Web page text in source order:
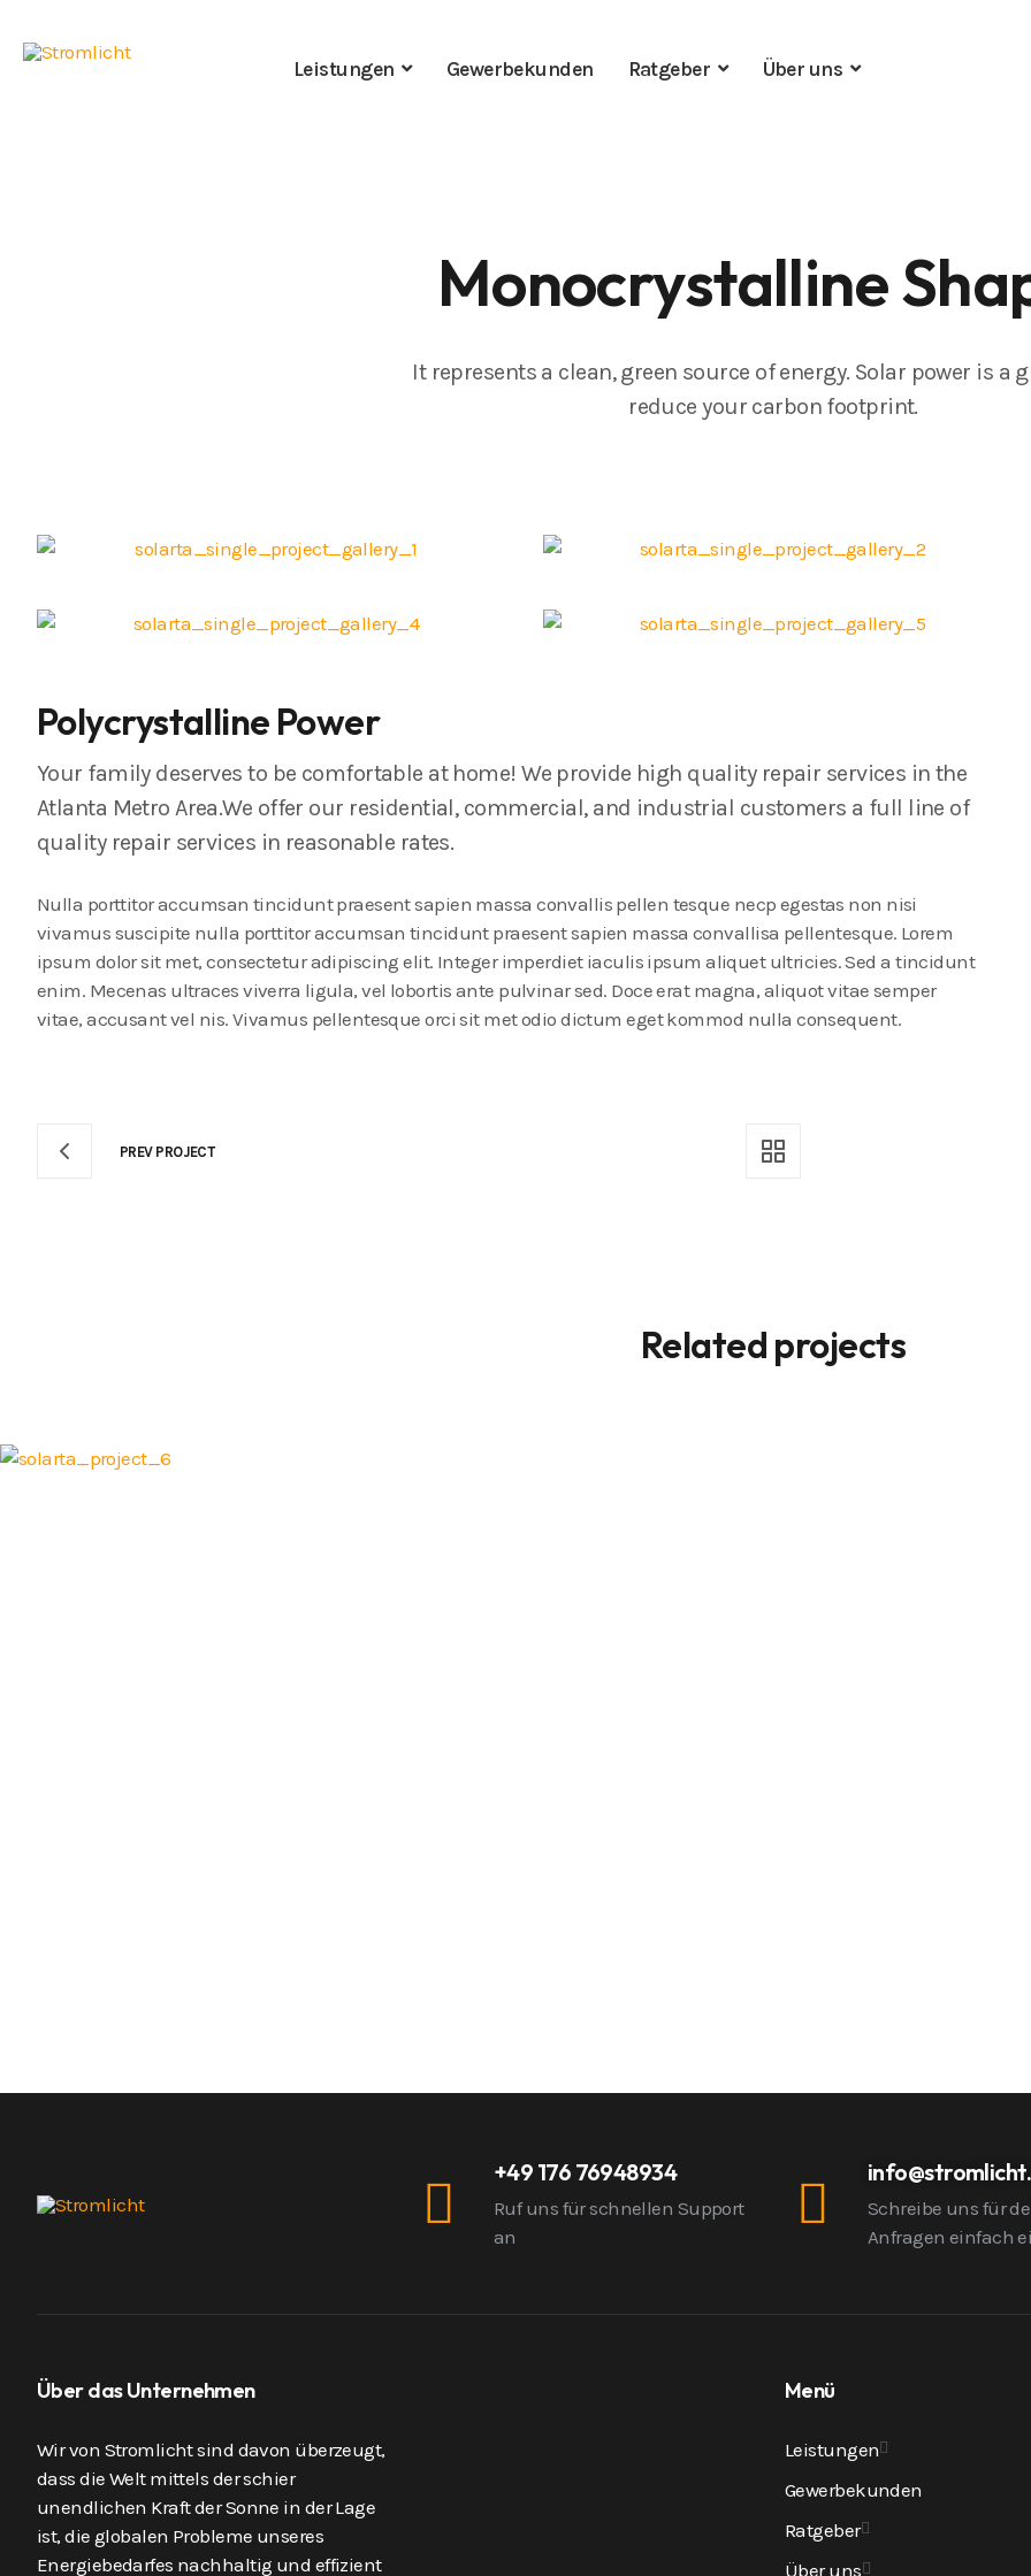
Leistungen Gewerbekunden Ratgeber Über uns
Monocrystalline
It represents a clean, green source of energy. Solar power is a
reduce your carbon footprint.
Polycrystalline Power
Your family deserves to be comfortable at home! We provide high quality repair services in the
Atlanta Metro Area.We offer our residential, commercial, and industrial customers a full line of
quality repair services in reasonable rates.
Nulla porttitor accumsan tincidunt praesent sapien massa convallis pellen tesque necp egestas non nisi
vivamus suscipite nulla porttitor accumsan tincidunt praesent sapien massa convallisa pellentesque. Lorem
ipsum dolor sit met, consectetur adipiscing elit. Integer imperdiet iaculis ipsum aliquet ultricies. Sed a tincidunt
enim. Mecenas ultraces viverra ligula, vel lobortis ante pulvinar sed. Doce erat magna, aliquot vitae semper
vitae, accusant vel nis. Vivamus pellentesque orci sit met odio dictum eget kommod nulla consequent.
PREV PROJECT
Related projects
+49 176 76948934
Ruf uns für schnellen Support
an
Schreibe uns für
Anfragen einfach
Über das Unternehmen
Wir von Stromlicht sind davon überzeugt,
dass die Welt mittels der schier
unendlichen Kraft der Sonne in der Lage
ist, die globalen Probleme unseres
Energiebedarfes nachhaltig und effizient
Menü
Leistungen
Gewerbekunden
Ratgeber
Über uns